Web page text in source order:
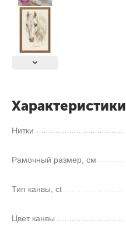
Характеристики
Нитки
Рамочный размер, см
Тип канвы, ct
Цвет канвы